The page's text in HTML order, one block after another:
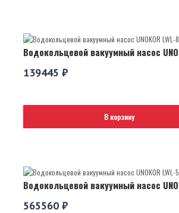
Водокольцевой вакуумный насос
139445 ₽
В корзину
Водокольцевой вакуумный насос
565560 ₽